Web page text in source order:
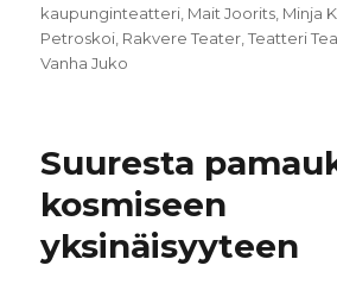
kaupunginteatteri Mait Joorits Minja
Petroskoi Rakvere Teater ,Teatteri
Vanha Juko
Suuresta
kosmiseen
yksinäisyyteen